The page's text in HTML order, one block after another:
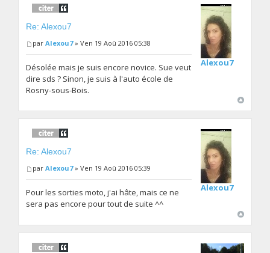
Re: Alexou7
parAlexou7» Ven 19 Aoû 2016 05:38
Désolée mais je suis encore novice. Sue veut
dire sds ? Sinon, je suis à l'auto école de
Rosny-sous-Bois.
Alexou7
Re: Alexou7
parAlexou7» Ven 19 Aoû 2016 05:39
Pour les sorties moto, j'ai hâte, mais ce ne
sera pas encore pour tout de suite ^^
Alexou7